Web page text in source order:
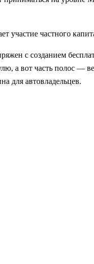
участие частного
с созданием
а вот часть полос —
для автовладельцев.